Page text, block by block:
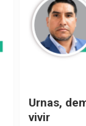
El país de